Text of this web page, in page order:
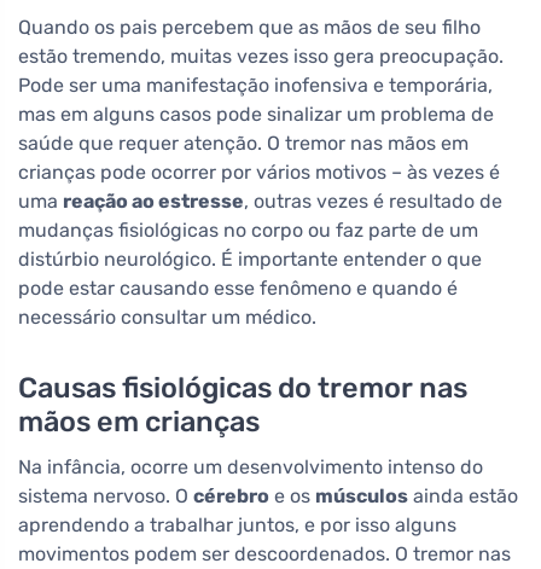
Quando os pais percebem que as mãos de seu filho
estão tremendo, muitas vezes isso gera preocupação.
Pode ser uma manifestação inofensiva e temporária,
mas em alguns casos pode sinalizar um problema de
saúde que requer atenção. O tremor nas mãos em
crianças pode ocorrer por vários motivos – às vezes é
uma reação ao estresse, outras vezes é resultado de
mudanças fisiológicas no corpo ou faz parte de um
distúrbio neurológico. É importante entender o que
pode estar causando esse fenômeno e quando é
necessário consultar um médico.
Causas fisiológicas do tremor nas
mãos em crianças
Na infância, ocorre um desenvolvimento intenso do
sistema nervoso. O cérebro e os músculos ainda estão
aprendendo a trabalhar juntos, e por isso alguns
movimentos podem ser descoordenados. O tremor nas